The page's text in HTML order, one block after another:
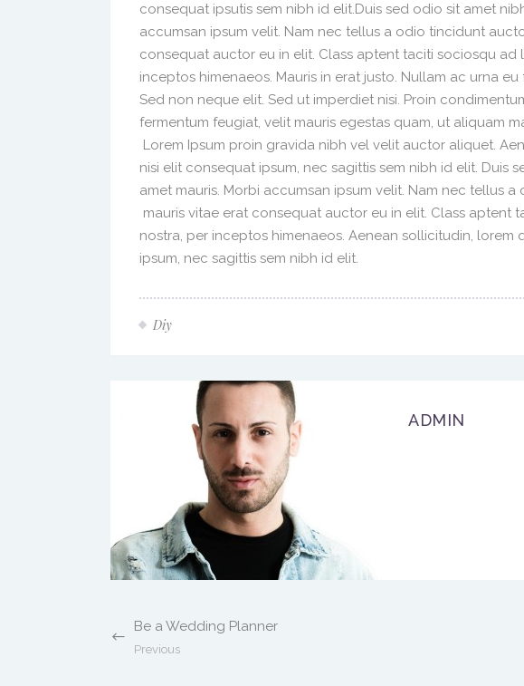
consequat ipsutis sem nibh id elit.Duis sed odio sit amet
accumsan ipsum velit. Nam nec tellus a odio tincidunt
consequat auctor eu in elit. Class aptent taciti sociosqu
inceptos himenaeos. Mauris in erat justo. Nullam ac urna
Sed non neque elit. Sed ut imperdiet nisi. Proin
fermentum feugiat, velit mauris egestas quam, ut aliquam
Lorem Ipsum proin gravida nibh vel velit auctor aliquet.
nisi elit consequat ipsum, nec sagittis sem nibh id elit. Duis
amet mauris. Morbi accumsan ipsum velit. Nam nec tellus
mauris vitae erat consequat auctor eu in elit. Class
nostra, per inceptos himenaeos. Aenean sollicitudin,
ipsum, nec sagittis sem nibh id elit.
Diy
ADMIN
Be a Wedding Planner
Previous